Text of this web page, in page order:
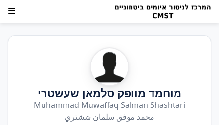
מוחמד מוופק סלמאן שעשטרי
Muhammad Muwaffaq Salman Shashtari
محمد موفق سلمان ششتري